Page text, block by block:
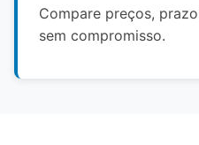
Compare preços,
sem compromisso.